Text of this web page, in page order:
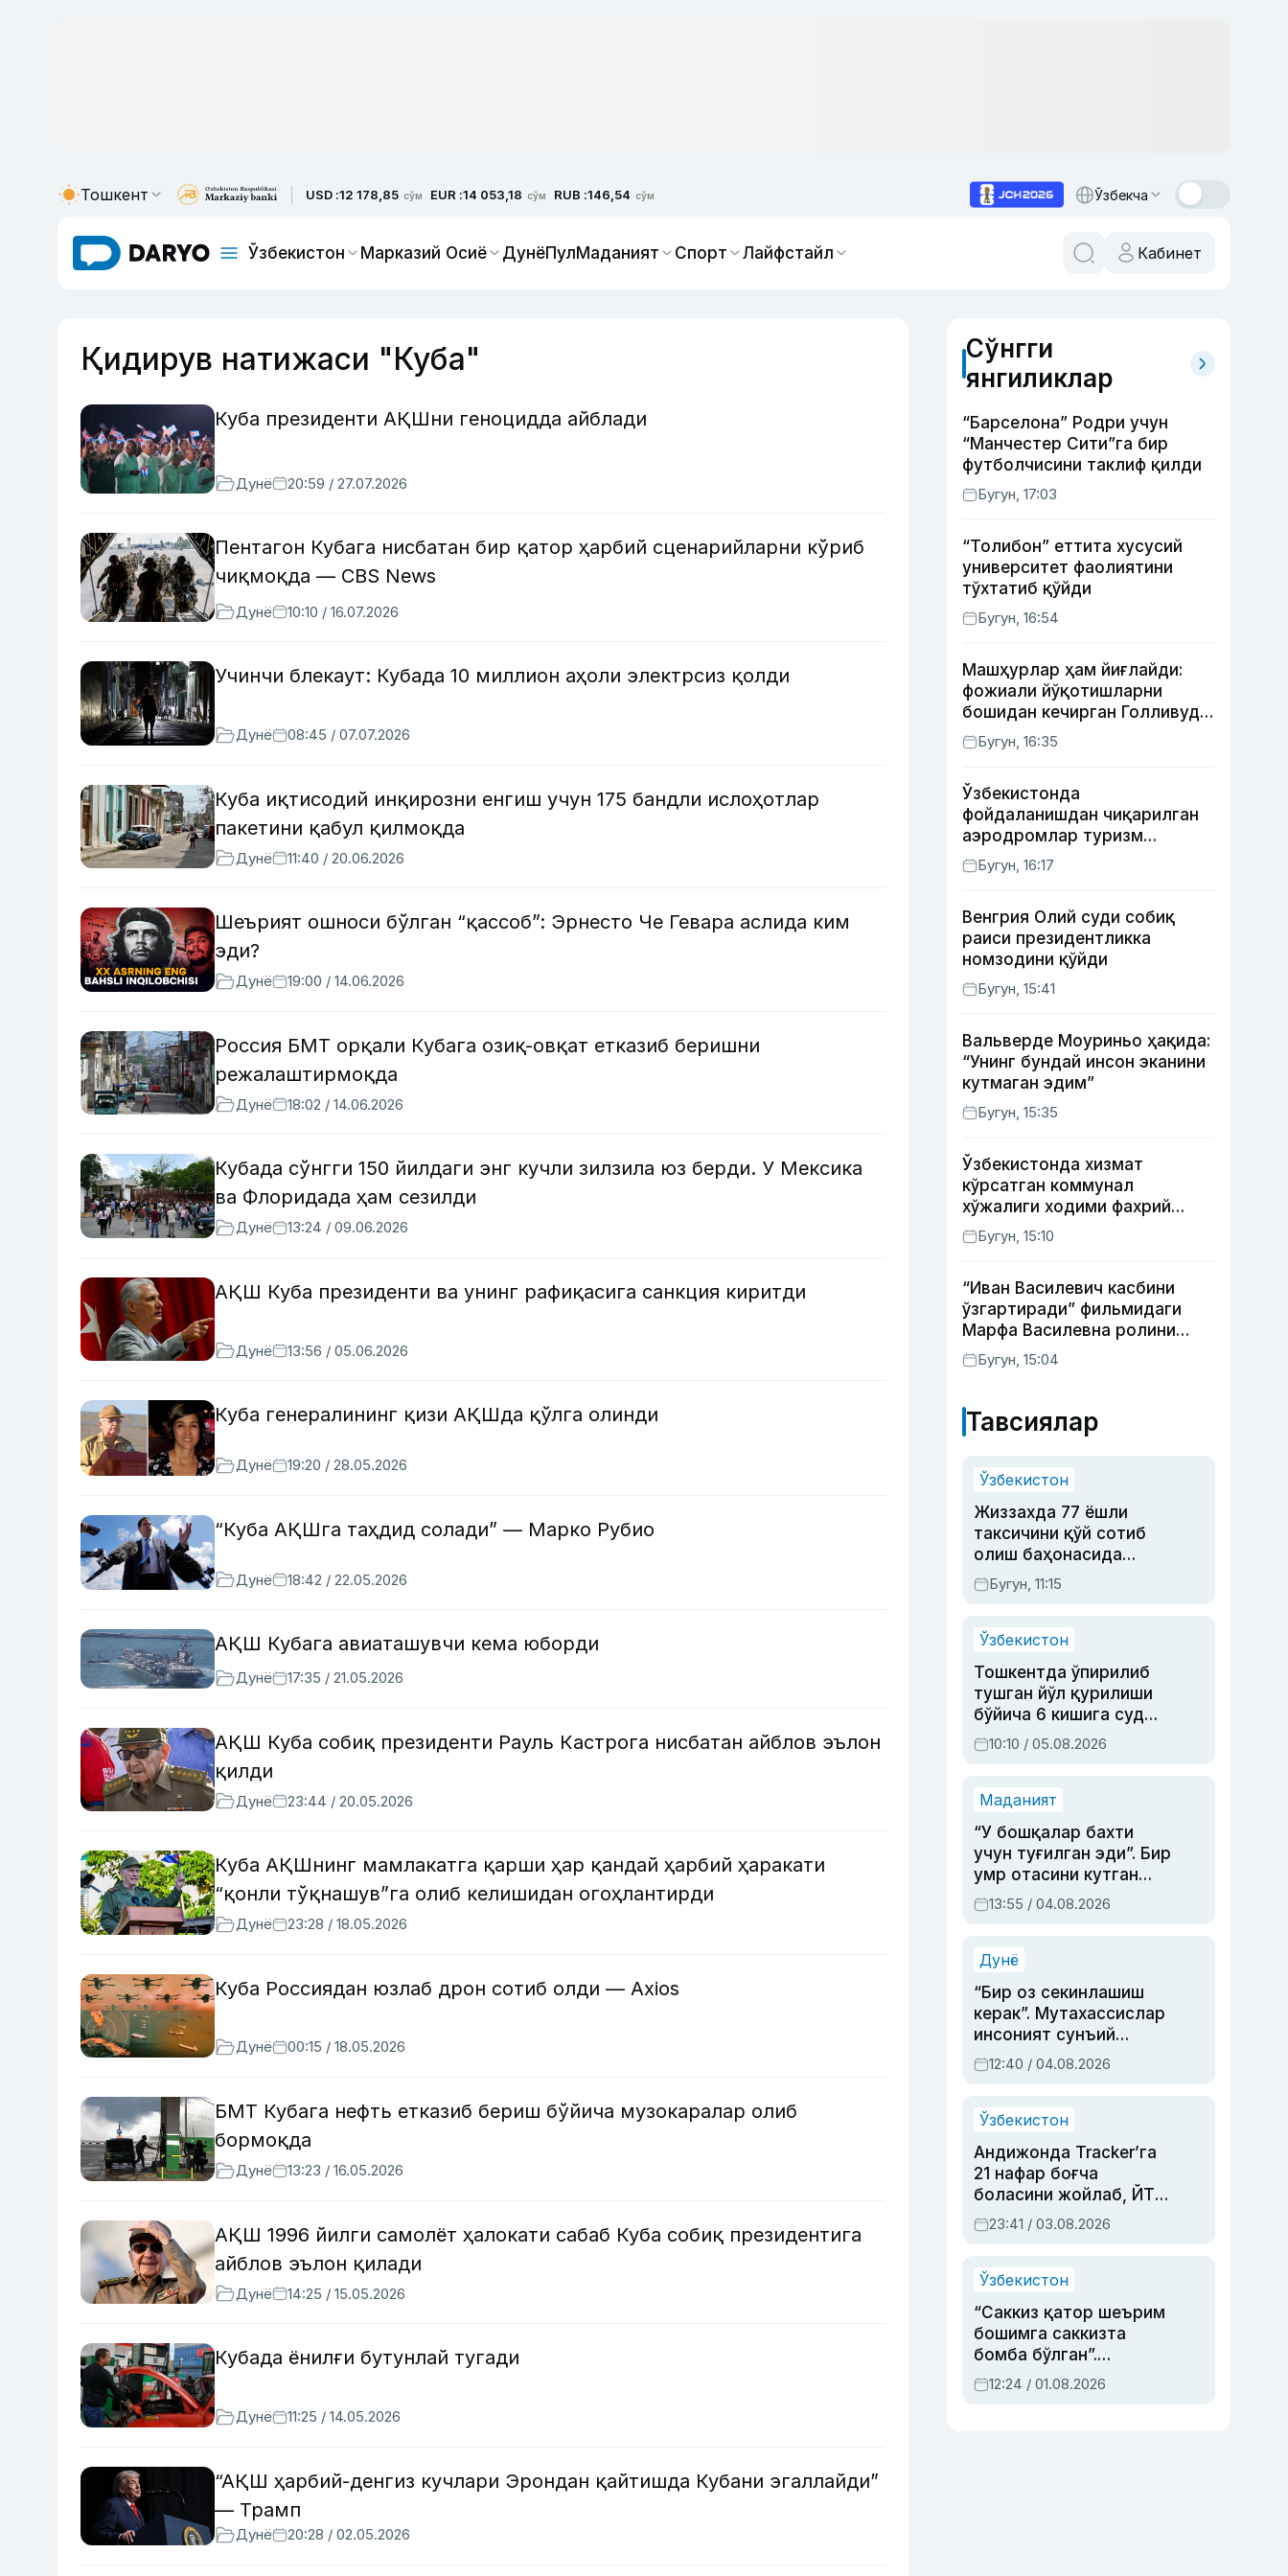
Тошкент USD :12 178,85 сўм EUR :14 053,18 сўм RUB :146,54 сўм Ўзбекча
Ўзбекистон Марказий Осиё ДунёПулМаданият Спорт Лайфстайл Кабинет
Қидирув натижаси "Куба"
Куба президенти АҚШни геноцидда айблади
Дунё 20:59 / 27.07.2026
Пентагон Кубага нисбатан бир қатор ҳарбий сценарийларни кўриб
чиқмоқда — CBS News
Дунё 10:10 / 16.07.2026
Учинчи блекаут: Кубада 10 миллион аҳоли электрсиз қолди
Дунё 08:45 / 07.07.2026
Куба иқтисодий инқирозни енгиш учун 175 бандли ислоҳотлар
пакетини қабул қилмоқда
Дунё 11:40 / 20.06.2026
Шеърият ошноси бўлган “қассоб”: Эрнесто Че Гевара аслида ким
эди?
Дунё 19:00 / 14.06.2026
Россия БМТ орқали Кубага озиқ-овқат етказиб беришни
режалаштирмоқда
Дунё 18:02 / 14.06.2026
Кубада сўнгги 150 йилдаги энг кучли зилзила юз берди. У Мексика
ва Флоридада ҳам сезилди
Дунё 13:24 / 09.06.2026
АҚШ Куба президенти ва унинг рафиқасига санкция киритди
Дунё 13:56 / 05.06.2026
Куба генералининг қизи АҚШда қўлга олинди
Дунё 19:20 / 28.05.2026
“Куба АҚШга таҳдид солади” — Марко Рубио
Дунё 18:42 / 22.05.2026
АҚШ Кубага авиаташувчи кема юборди
Дунё 17:35 / 21.05.2026
АҚШ Куба собиқ президенти Рауль Кастрога нисбатан айблов эълон
қилди
Дунё 23:44 / 20.05.2026
Куба АҚШнинг мамлакатга қарши ҳар қандай ҳарбий ҳаракати
“қонли тўқнашув”га олиб келишидан огоҳлантирди
Дунё 23:28 / 18.05.2026
Куба Россиядан юзлаб дрон сотиб олди — Axios
Дунё 00:15 / 18.05.2026
БМТ Кубага нефть етказиб бериш бўйича музокаралар олиб
бормоқда
Дунё 13:23 / 16.05.2026
АҚШ 1996 йилги самолёт ҳалокати сабаб Куба собиқ президентига
айблов эълон қилади
Дунё 14:25 / 15.05.2026
Кубада ёнилғи бутунлай тугади
Дунё 11:25 / 14.05.2026
“АҚШ ҳарбий-денгиз кучлари Эрондан қайтишда Кубани эгаллайди”
— Трамп
Дунё 20:28 / 02.05.2026
Сўнгги
янгиликлар
“Барселона” Родри учун
“Манчестер Сити”га бир
футболчисини таклиф қилди
Бугун, 17:03
“Толибон” еттита хусусий
университет фаолиятини
тўхтатиб қўйди
Бугун, 16:54
Машҳурлар ҳам йиғлайди:
фожиали йўқотишларни
бошидан кечирган Голливуд
юлдузлари
Бугун, 16:35
Ўзбекистонда
фойдаланишдан чиқарилган
аэродромлар туризм
мақсадида ижарага
берилиши мумкин
Бугун, 16:17
Венгрия Олий суди собиқ
раиси президентликка
номзодини қўйди
Бугун, 15:41
Вальверде Моуриньо ҳақида:
“Унинг бундай инсон эканини
кутмаган эдим”
Бугун, 15:35
Ўзбекистонда хизмат
кўрсатган коммунал
хўжалиги ходими фахрий
унвони таъсис этилиши
мумкин
Бугун, 15:10
“Иван Василевич касбини
ўзгартиради” фильмидаги
Марфа Василевна ролини
ижро этган актрисанинг
тақдири қандай кечди?
Бугун, 15:04
Тавсиялар
Ўзбекистон
Жиззахда 77 ёшли
таксичини қўй сотиб
олиш баҳонасида
яйловга олиб бориб
ўлдирган йигит 20
Бугун, 11:15
Ўзбекистон
Тошкентда ўпирилиб
тушган йўл қурилиши
бўйича 6 кишига суд
ҳукми ўқилди
10:10 / 05.08.2026
Маданият
“У бошқалар бахти
учун туғилган эди”. Бир
умр отасини кутган
актриса ва дубльяж
устаси Римма
синовларга тўла ҳаёти
13:55 / 04.08.2026
Дунё
“Бир оз секинлашиш
керак”. Мутахассислар
инсоният сунъий
интеллектни бошқара
олмай қолишидан
12:40 / 04.08.2026
Ўзбекистон
Андижонда Tracker’га
21 нафар боғча
боласини жойлаб, ЙТҲ
содир этган аёлга суд
ҳукми ўқилди
23:41 / 03.08.2026
Ўзбекистон
“Саккиз қатор шеърим
бошимга саккизта
бомба бўлган”.
Абдулла Ориповни
сиёсий айбловлардан
12:24 / 01.08.2026